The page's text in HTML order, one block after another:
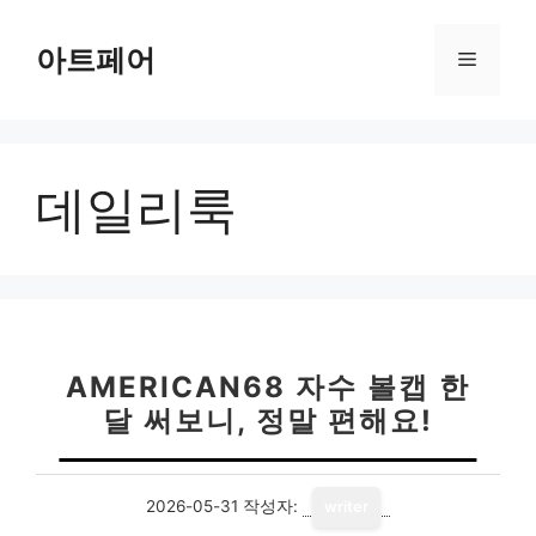
아트페어 메
데일리룩
AMERICAN68 자수 볼캡 한
달 써보니, 정말 편해요!
2026-05-31 작성자: